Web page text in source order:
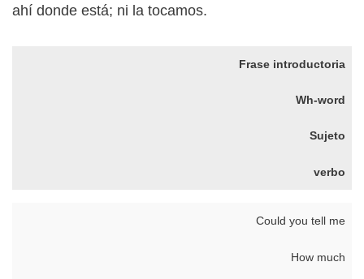
ahí donde está; ni la tocamos.
Frase introductoria
Wh-word
Sujeto
verbo
Could you tell me
How much